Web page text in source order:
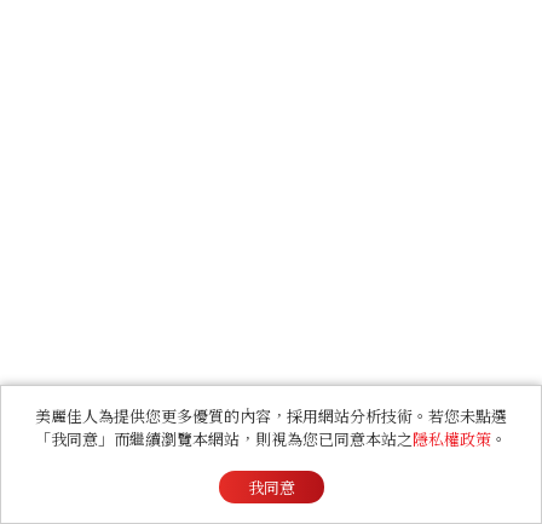
美麗佳人為提供您更多優質的內容，採用網站分析技術。若您未點選
「我同意」而繼續瀏覽本網站，則視為您已同意本站之隱私權政策 。
我同意